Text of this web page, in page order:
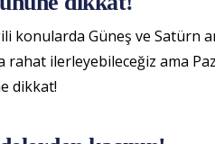
konularda Güneş ve Satürn
rahat ilerleyebileceğiz ama
dikkat!